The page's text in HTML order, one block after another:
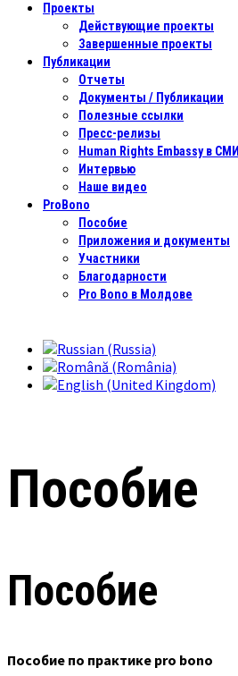
Проекты
Действующие проекты
Завершенные проекты
Публикации
Отчеты
Документы / Публикации
Полезные ссылки
Пресс-релизы
Human Rights Embassy в СМИ
Интервью
Наше видео
ProBono
Пособие
Приложения и документы
Участники
Благодарности
Pro Bono в Молдове
Пособие
Пособие
Пособие по практике pro bono